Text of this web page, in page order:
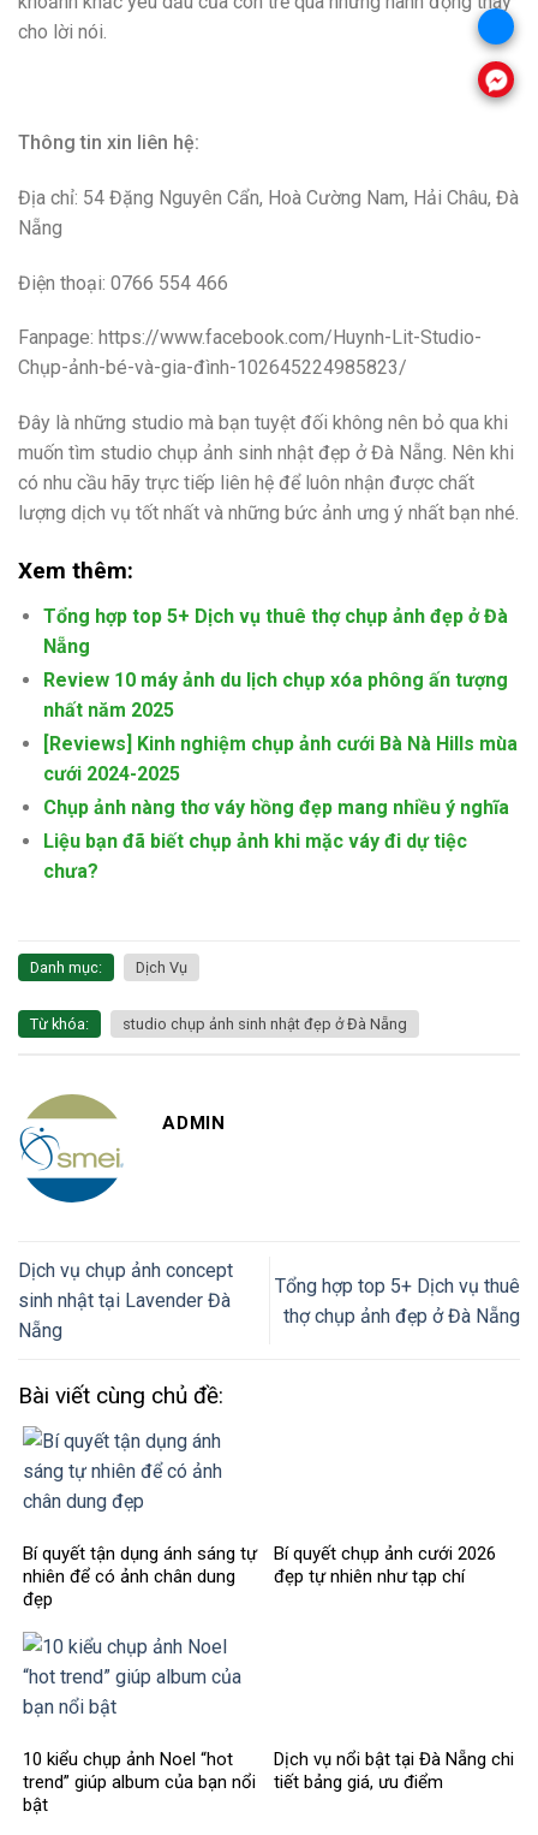
cho lời nói.
Thông tin xin liên hệ:
Địa chỉ: 54 Đặng Nguyên Cẩn, Hoà Cường Nam, Hải Châu, Đà
Nẵng
Điện thoại: 0766 554 466
Fanpage: https://www.facebook.com/Huynh-Lit-Studio-
Chụp-ảnh-bé-và-gia-đình-102645224985823/
Đây là những studio mà bạn tuyệt đối không nên bỏ qua khi
muốn tìm studio chụp ảnh sinh nhật đẹp ở Đà Nẵng. Nên khi
có nhu cầu hãy trực tiếp liên hệ để luôn nhận được chất
lượng dịch vụ tốt nhất và những bức ảnh ưng ý nhất bạn nhé.
Xem thêm:
Tổng hợp top 5+ Dịch vụ thuê thợ chụp ảnh đẹp ở Đà
Nẵng
Review 10 máy ảnh du lịch chụp xóa phông ấn tượng
nhất năm 2025
[Reviews] Kinh nghiệm chụp ảnh cưới Bà Nà Hills mùa
cưới 2024-2025
Chụp ảnh nàng thơ váy hồng đẹp mang nhiều ý nghĩa
Liệu bạn đã biết chụp ảnh khi mặc váy đi dự tiệc
chưa?
Danh mục: Dịch Vụ
Từ khóa: studio chụp ảnh sinh nhật đẹp ở Đà Nẵng
ADMIN
Dịch vụ chụp ảnh concept
sinh nhật tại Lavender Đà
Nẵng
Tổng hợp top 5+ Dịch vụ thuê
thợ chụp ảnh đẹp ở Đà Nẵng
Bài viết cùng chủ đề:
Bí quyết tận dụng ánh sáng tự
nhiên để có ảnh chân dung
đẹp
Bí quyết chụp ảnh cưới 2026
đẹp tự nhiên như tạp chí
10 kiểu chụp ảnh Noel “hot
trend” giúp album của bạn nổi
bật
Dịch vụ nổi bật tại Đà Nẵng chi
tiết bảng giá, ưu điểm